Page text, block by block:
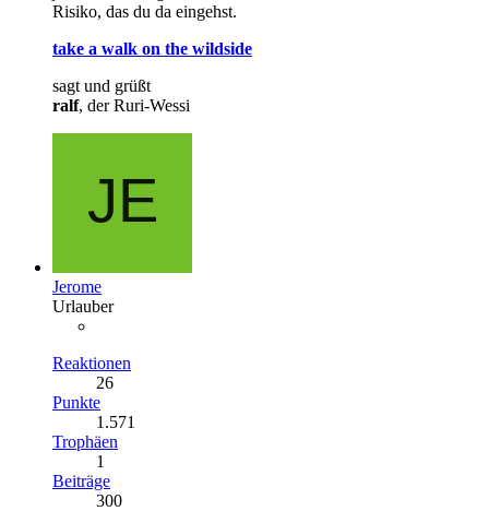
Risiko, das du da eingehst.
take a walk on the wildside
sagt und grüßt
ralf, der Ruri-Wessi
Jerome
Urlauber
Reaktionen
26
Punkte
1.571
Trophäen
1
Beiträge
300